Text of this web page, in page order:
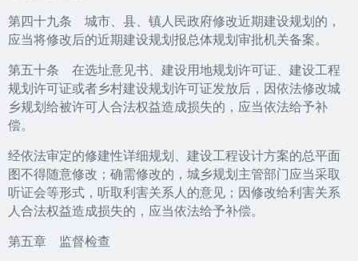
第四十九条 城市、县、镇人民政府修改近期建设规划的，
应当将修改后的近期建设规划报总体规划审批机关备案。
第五十条 在选址意见书、建设用地规划许可证、建设工程
规划许可证或者乡村建设规划许可证发放后，因依法修改城
乡规划给被许可人合法权益造成损失的，应当依法给予补
偿。
经依法审定的修建性详细规划、建设工程设计方案的总平面
图不得随意修改；确需修改的，城乡规划主管部门应当采取
听证会等形式，听取利害关系人的意见；因修改给利害关系
人合法权益造成损失的，应当依法给予补偿。
第五章 监督检查